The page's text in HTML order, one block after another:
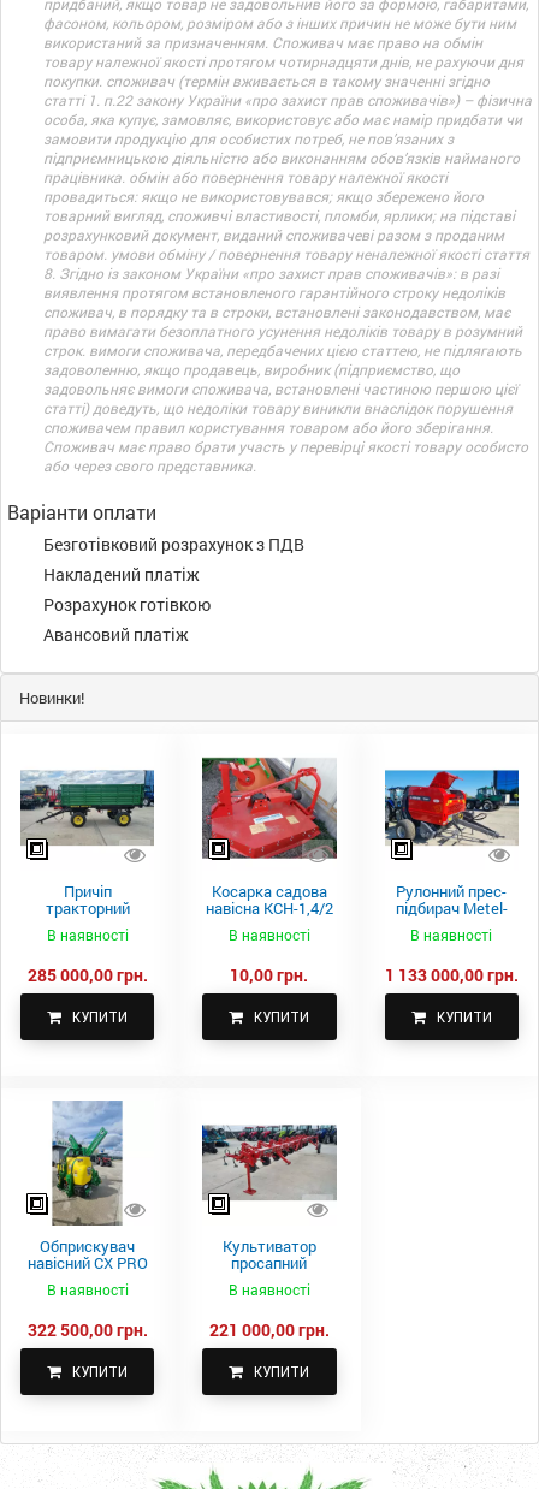
фасоном, кольором, розміром або з інших причин не може бути ним
використаний за призначенням. Споживач має право на обмін
товару належної якості протягом чотирнадцяти днів, не рахуючи дня
покупки. споживач (термін вживається в такому значенні згідно
статті 1. п.22 закону України «про захист прав споживачів») – фізична
особа, яка купує, замовляє, використовує або має намір придбати чи
замовити продукцію для особистих потреб, не пов’язаних з
підприємницькою діяльністю або виконанням обов’язків найманого
працівника. обмін або повернення товару належної якості
провадиться: якщо не використовувався; якщо збережено його
товарний вигляд, споживчі властивості, пломби, ярлики; на підставі
розрахунковий документ, виданий споживачеві разом з проданим
товаром. умови обміну / повернення товару неналежної якості стаття
8. Згідно із законом України «про захист прав споживачів»: в разі
виявлення протягом встановленого гарантійного строку недоліків
споживач, в порядку та в строки, встановлені законодавством, має
право вимагати безоплатного усунення недоліків товару в розумний
строк. вимоги споживача, передбачених цією статтею, не підлягають
задоволенню, якщо продавець, виробник (підприємство, що
задовольняє вимоги споживача, встановлені частиною першою цієї
статті) доведуть, що недоліки товару виникли внаслідок порушення
споживачем правил користування товаром або його зберігання.
Споживач має право брати участь у перевірці якості товару особисто
або через свого представника.
Варіанти оплати
Безготівковий розрахунок з ПДВ
Накладений платіж
Розрахунок готівкою
Авансовий платіж
Новинки!
Причіп
тракторний
самоскидний
Spike 2 ПТС-4
В наявності
285 000,00 грн.
КУПИТИ
Косарка садова
навісна КСН-1,4/2
В наявності
10,00 грн.
КУПИТИ
Рулонний прес-
підбирач Metel-
Fach Z 587
В наявності
1 133 000,00 грн.
КУПИТИ
Обприскувач
навісний CX PRO
В наявності
322 500,00 грн.
КУПИТИ
Культиватор
просапний
КПН-5,6-05
В наявності
221 000,00 грн.
КУПИТИ